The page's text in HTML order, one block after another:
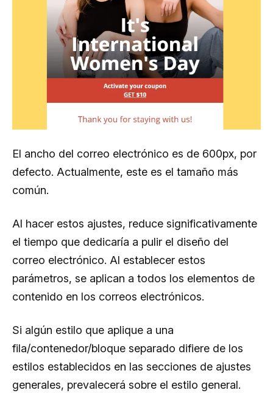
El ancho del correo electrónico es de 600px, por
defecto. Actualmente, este es el tamaño más
común.
Al hacer estos ajustes, reduce significativamente
el tiempo que dedicaría a pulir el diseño del
correo electrónico. Al establecer estos
parámetros, se aplican a todos los elementos de
contenido en los correos electrónicos.
Si algún estilo que aplique a una
fila/contenedor/bloque separado difiere de los
estilos establecidos en las secciones de ajustes
generales, prevalecerá sobre el estilo general.